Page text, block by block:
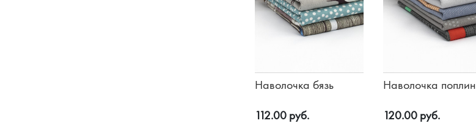
Наволочка бязь
112.00 руб.
Наволочка поплин
120.00 руб.